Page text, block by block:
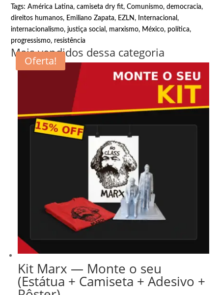
Tags:América Latina,camiseta dry fit,Comunismo,democracia,
direitos humanos, Emiliano Zapata, EZLN, Internacional,
internacionalismo,justiça social, marxismo, México, política,
progressismo, resistência
Mais vendidos dessa categoria
Oferta!
Kit Marx — Monte o seu
(Estátua + Camiseta + Adesivo +